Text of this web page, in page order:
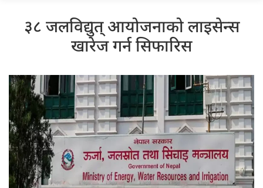
३८ जलविद्युत् आयोजनाको लाइसेन्स
खारेज गर्न सिफारिस